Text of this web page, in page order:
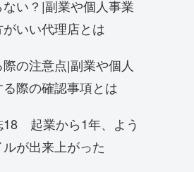
い？|副業や個人事業
いい代理店とは
の注意点|副業や個人
際の確認事項とは
18 起業から1年、よう
が出来上がった